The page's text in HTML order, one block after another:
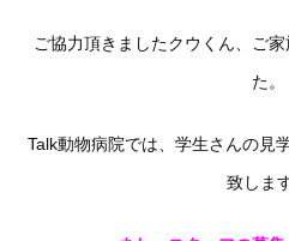
ご協力頂きましたクウくん、ご
た。
Talk動物病院では、学生さんの見
致しま